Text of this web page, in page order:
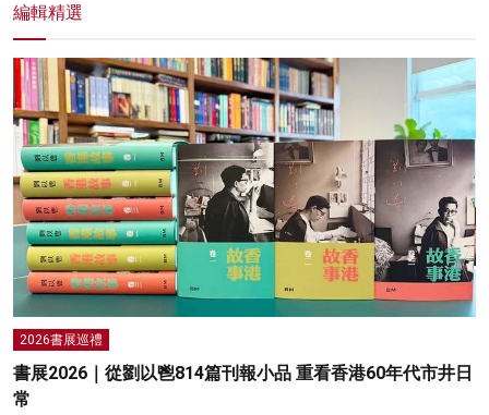
編輯精選
2026書展巡禮
書展2026｜從劉以鬯814篇刊報小品 重看香港60年代市井日
常